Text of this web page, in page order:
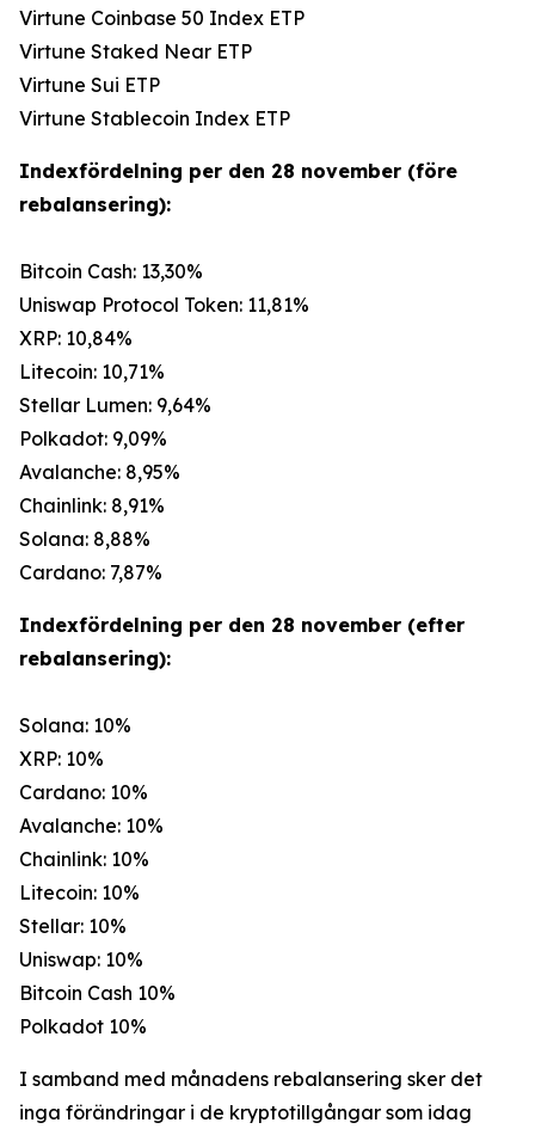
Virtune Coinbase 50 Index ETP
Virtune Staked Near ETP
Virtune Sui ETP
Virtune Stablecoin Index ETP
Indexfördelning per den 28 november (före
rebalansering):
Bitcoin Cash: 13,30%
Uniswap Protocol Token: 11,81%
XRP: 10,84%
Litecoin: 10,71%
Stellar Lumen: 9,64%
Polkadot: 9,09%
Avalanche: 8,95%
Chainlink: 8,91%
Solana: 8,88%
Cardano: 7,87%
Indexfördelning per den 28 november (efter
rebalansering):
Solana: 10%
XRP: 10%
Cardano: 10%
Avalanche: 10%
Chainlink: 10%
Litecoin: 10%
Stellar: 10%
Uniswap: 10%
Bitcoin Cash 10%
Polkadot 10%
I samband med månadens rebalansering sker det
inga förändringar i de kryptotillgångar som idag